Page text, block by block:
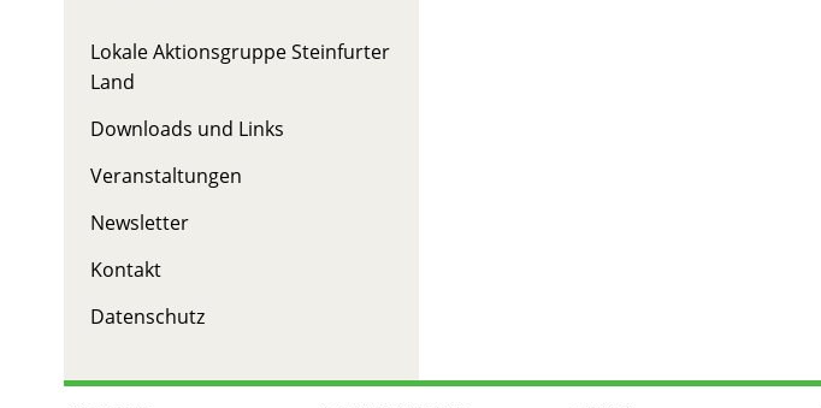
Lokale Aktionsgruppe Steinfurter
Land
Downloads und Links
Veranstaltungen
Newsletter
Kontakt
Datenschutz